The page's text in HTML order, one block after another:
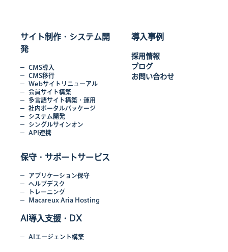
サイト制作・システム開
発
CMS導入
CMS移行
Webサイトリニューアル
会員サイト構築
多言語サイト構築・運用
社内ポータルパッケージ
システム開発
シングルサインオン
API連携
保守・サポートサービス
アプリケーション保守
ヘルプデスク
トレーニング
Macareux Aria Hosting
AI導入支援・DX
AIエージェント構築
導入事例
採用情報
ブログ
お問い合わせ